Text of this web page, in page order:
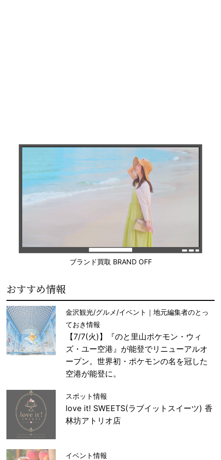
ブランド買取 BRAND OFF
おすすめ情報
金沢観光/グルメ/イベント｜地元編集者のとっ
ておき情報
【7/7(火)】『のと里山ポケモン・ウィ
ズ・ユー空港』が能登でリニューアルオ
ープン。世界初・ポケモンの名を冠した
空港が能登に。
スポット情報
love it! SWEETS(ラブイットスイーツ) 香
林坊アトリオ店
イベント情報